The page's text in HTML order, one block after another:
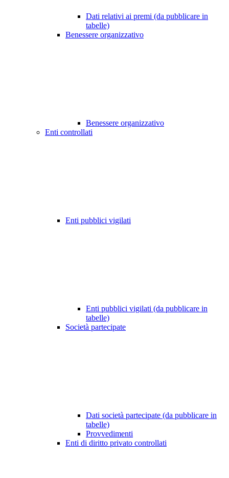
Dati relativi ai premi (da pubblicare in
tabelle)
Benessere organizzativo
Benessere organizzativo
Enti controllati
Enti pubblici vigilati
Enti pubblici vigilati (da pubblicare in
tabelle)
Società partecipate
Dati società partecipate (da pubblicare in
tabelle)
Provvedimenti
Enti di diritto privato controllati